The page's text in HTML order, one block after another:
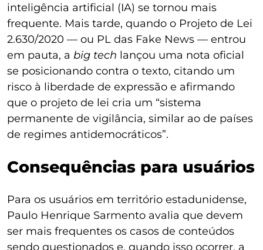
inteligência artificial (IA) se tornou mais
frequente. Mais tarde, quando o Projeto de Lei
2.630/2020 — ou PL das Fake News — entrou
em pauta, a big tech lançou uma nota oficial
se posicionando contra o texto, citando um
risco à liberdade de expressão e afirmando
que o projeto de lei cria um “sistema
permanente de vigilância, similar ao de países
de regimes antidemocráticos”.
Consequências para usuários
Para os usuários em território estadunidense,
Paulo Henrique Sarmento avalia que devem
ser mais frequentes os casos de conteúdos
sendo questionados e, quando isso ocorrer, a